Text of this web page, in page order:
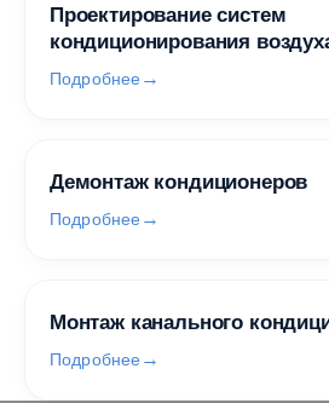
Проектирование систем
кондиционирования
Подробнее
Демонтаж кондиционеров
Подробнее
Монтаж канального
Подробнее